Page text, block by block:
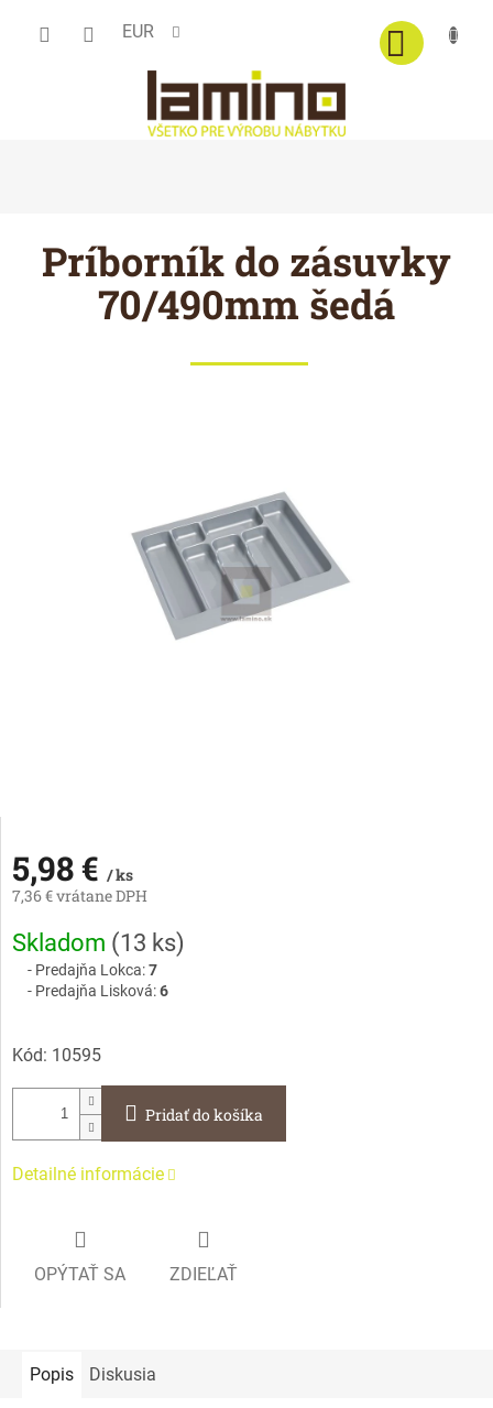
EUR
Príborník do zásuvky
70/490mm šedá
5,98 € / ks
7,36 € vrátane DPH
Jednotková
cena:
Skladom (13 ks)
Predajňa Lokca:7
Predajňa Lisková:6
Kód: 10595
Pridať do košíka
Detailné informácie
OPÝTAŤ SA ZDIEĽAŤ
Popis Diskusia